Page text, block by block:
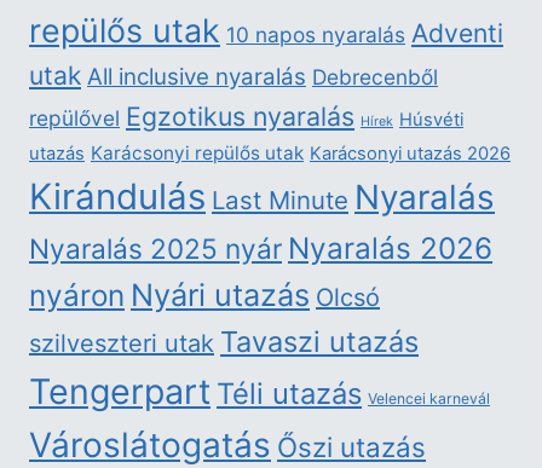
repülős utak 10 napos nyaralás Adventi
utak All inclusive nyaralás Debrecenből
repülővel Egzotikus nyaralás Hírek Húsvéti
utazás Karácsonyi repülős utak Karácsonyi utazás 2026
Kirándulás Last Minute Nyaralás
Nyaralás 2025 nyár Nyaralás 2026
nyáron Nyári utazás Olcsó
szilveszteri utak Tavaszi utazás
Tengerpart Téli utazás Velencei karnevál
Városlátogatás Őszi utazás